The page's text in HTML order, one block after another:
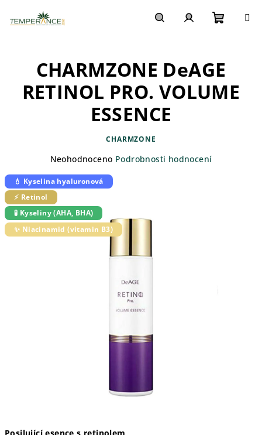
obsah
košík
CHARMZONE DeAGE
RETINOL PRO. VOLUME
ESSENCE
CHARMZONE
Průměrné
produktu
je
0,0
z
5
hvězdiček.
Neohodnoceno Podrobnosti hodnocení
💧 Kyselina hyaluronová
⚡ Retinol
🧪 Kyseliny (AHA, BHA)
✨ Niacinamid (vitamin B3)